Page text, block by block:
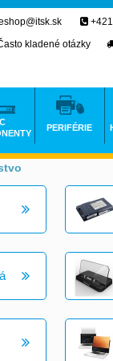
kladené otázky
PERIFÉRIE